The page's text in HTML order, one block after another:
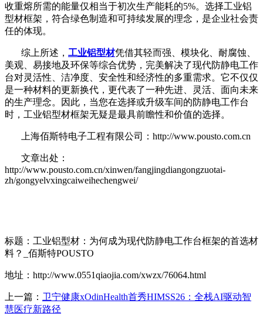
收重熔所需的能量仅相当于初次生产能耗的5%。选择工业铝
型材框架，符合绿色制造和可持续发展的理念，是企业社会责
任的体现。
综上所述， 工业铝型材凭借其轻而强、模块化、耐腐蚀、
美观、易接地及环保等综合优势，完美解决了现代防静电工作
台对灵活性、洁净度、安全性和经济性的多重需求。它不仅仅
是一种材料的更新换代，更代表了一种先进、灵活、面向未来
的生产理念。因此，当您在选择或升级车间的防静电工作台
时，工业铝型材框架无疑是最具前瞻性和价值的选择。
上海佰斯特电子工程有限公司：http://www.pousto.com.cn
文章出处：
http://www.pousto.com.cn/xinwen/fangjingdiangongzuotai-
zh/gongyelvxingcaiweihechengwei/
标题：工业铝型材：为何成为现代防静电工作台框架的首选材
料？_佰斯特POUSTO
地址：http://www.0551qiaojia.com/xwzx/76064.html
上一篇： 卫宁健康xOdinHealth首秀HIMSS26：全栈AI驱动智
慧医疗新路径